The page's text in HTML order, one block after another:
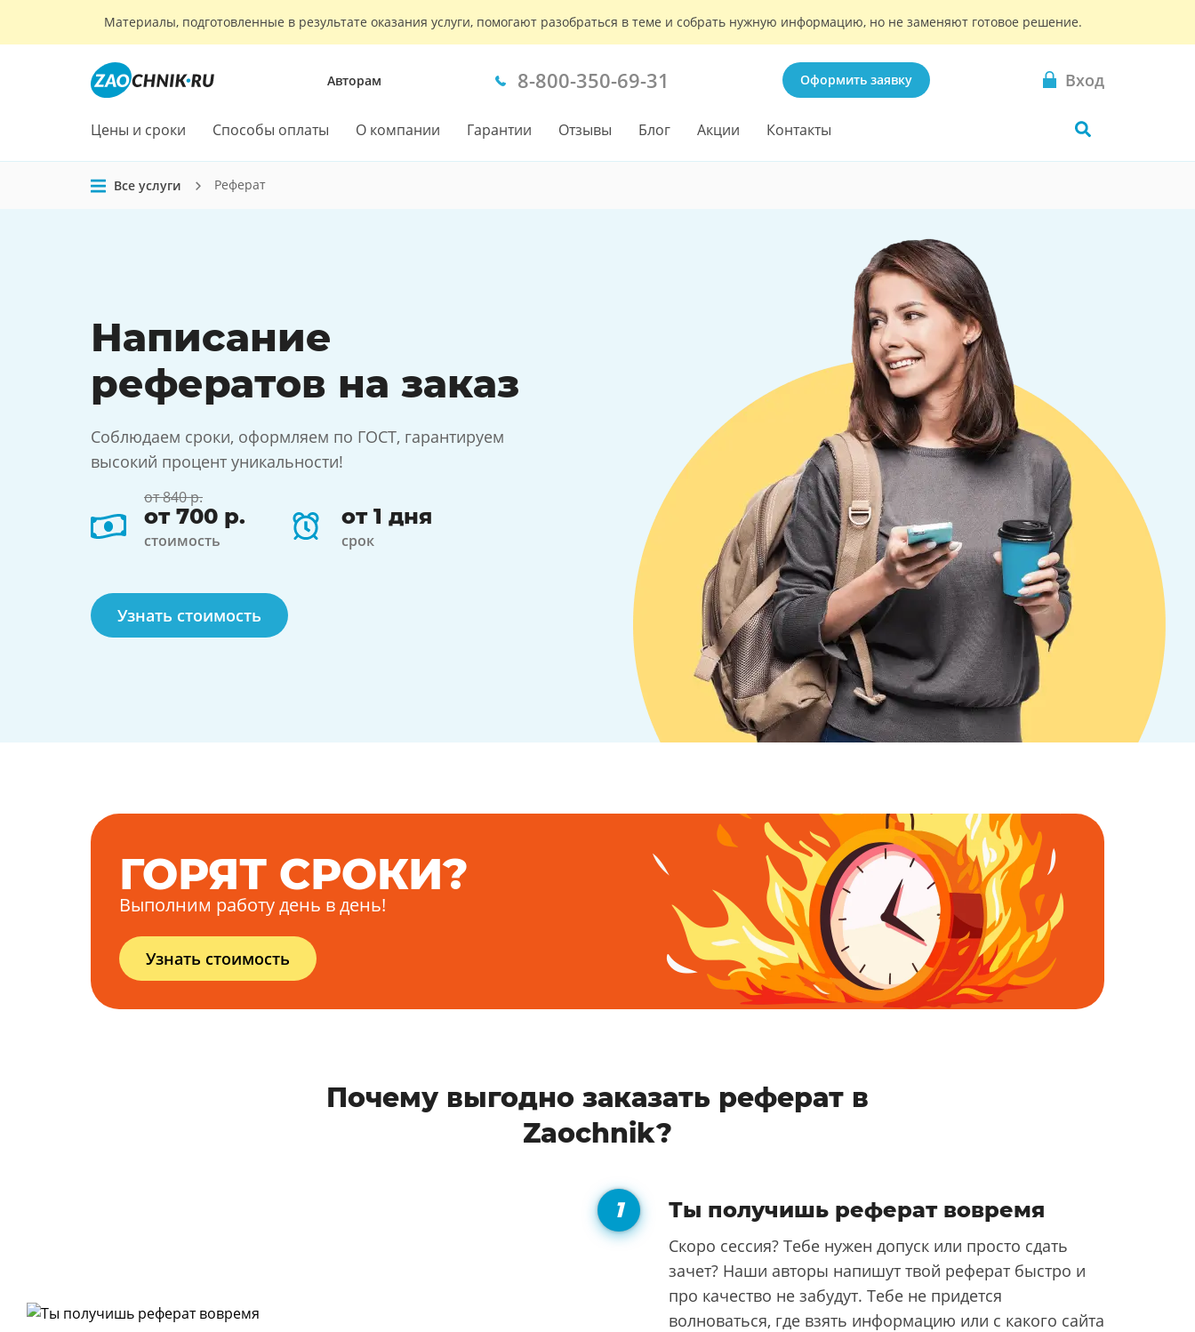
Материалы, подготовленные в результате оказания услуги, помогают разобраться в теме и собрать нужную информацию, но не заменяют готовое решение.
Авторам 8-800-350-69-31 Оформить заявку Вход
Цены и сроки Способы оплаты О компании Гарантии Отзывы Блог Акции Контакты
Все услуги Реферат
Написание
рефератов на заказ
Соблюдаем сроки, оформляем по ГОСТ, гарантируем
высокий процент уникальности!
от 840 р.
от 700 р.
стоимость
от 1 дня
срок
Узнать стоимость
ГОРЯТ СРОКИ?
Выполним работу день в день!
Узнать стоимость
Почему выгодно заказать реферат в
Zaochnik?
Ты получишь реферат вовремя
Скоро сессия? Тебе нужен допуск или просто сдать
зачет? Наши авторы напишут твой реферат быстро и
про качество не забудут. Тебе не придется
волноваться, где взять информацию или с какого сайта